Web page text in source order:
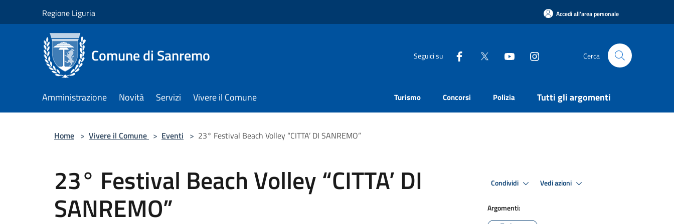
Regione Liguria Accedi all'area personale
Comune di Sanremo Seguici su Cerca
Amministrazione Novità Servizi Vivere il Comune Turismo Concorsi Polizia Tutti gli argomenti
Home > Vivere il Comune > Eventi > 23° Festival Beach Volley “CITTA’ DI SANREMO”
23° Festival Beach Volley “CITTA’ DI
SANREMO”
Condividi Vedi azioni
Argomenti: